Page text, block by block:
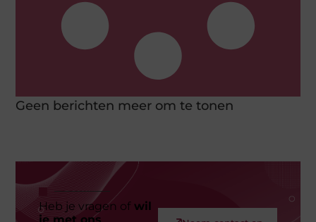
Geen berichten meer om te tonen
Heb je vragen ofwil